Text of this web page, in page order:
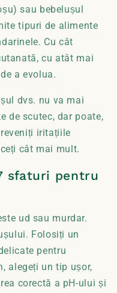
sau bebelușul
tipuri de alimente
Cu cât
cu atât mai
a evolua.
dvs. nu va mai
de scutec, dar poate,
iritațiile
cât mai mult.
sfaturi pentru
ud sau murdar.
Folosiți un
pentru
alegeți un tip ușor,
corectă a pH-ului și